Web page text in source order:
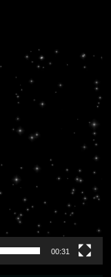
00:31